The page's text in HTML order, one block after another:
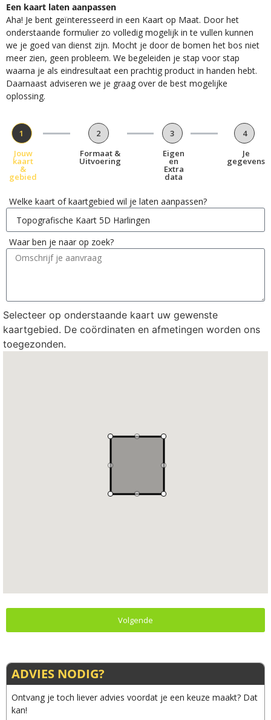
Een kaart laten aanpassen
Aha! Je bent geïnteresseerd in een Kaart op Maat. Door het
onderstaande formulier zo volledig mogelijk in te vullen kunnen
we je goed van dienst zijn. Mocht je door de bomen het bos niet
meer zien, geen probleem. We begeleiden je stap voor stap
waarna je als eindresultaat een prachtig product in handen hebt.
Daarnaast adviseren we je graag over de best mogelijke
oplossing.
1
Jouw
kaart
&
gebied
2
Formaat &
Uitvoering
3
Eigen
en
Extra
data
4
Je
gegevens
Welke kaart of kaartgebied wil je laten aanpassen?
Waar ben je naar op zoek?
Selecteer op onderstaande kaart uw gewenste
kaartgebied. De coördinaten en afmetingen worden ons
toegezonden.
Volgende
ADVIES NODIG?
Ontvang je toch liever advies voordat je een keuze maakt? Dat
kan!